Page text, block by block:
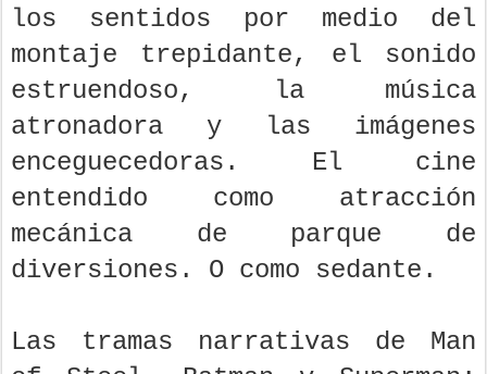
los sentidos por medio del
montaje trepidante, el sonido
estruendoso, la música
atronadora y las imágenes
enceguecedoras. El cine
entendido como atracción
mecánica de parque de
diversiones. O como sedante.
Las tramas narrativas de Man